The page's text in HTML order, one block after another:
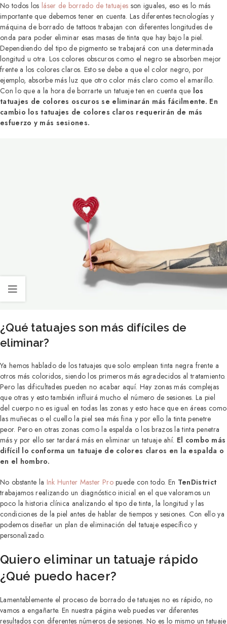
No todos los láser de borrado de tatuajes son iguales, eso es lo más
importante que debemos tener en cuenta. Las diferentes tecnologías y
máquina de borrado de tattoos trabajan con diferentes longitudes de
onda para poder eliminar esas masas de tinta que hay bajo la piel.
Dependiendo del tipo de pigmento se trabajará con una determinada
longitud u otra. Los colores obscuros como el negro se absorben mejor
frente a los colores claros. Esto se debe a que el color negro, por
ejemplo, absorbe más luz que otro color más claro como el amarillo.
Con lo que a la hora de borrarte un tatuaje ten en cuenta que los
tatuajes de colores oscuros se eliminarán más fácilmente. En
cambio los tatuajes de colores claros requerirán de más
esfuerzo y más sesiones.
¿Qué tatuajes son más difíciles de
eliminar?
Ya hemos hablado de los tatuajes que solo emplean tinta negra frente a
otros más coloridos, siendo los primeros más agradecidos al tratamiento.
Pero las dificultades pueden no acabar aquí. Hay zonas más complejas
que otras y esto también influirá mucho el número de sesiones. La piel
del cuerpo no es igual en todas las zonas y esto hace que en áreas como
las muñecas o el cuello la piel sea más fina y por ello la tinta penetre
peor. Pero en otras zonas como la espalda o los brazos la tinta penetra
más y por ello ser tardará más en eliminar un tatuaje ahí. El combo más
difícil lo conforma un tatuaje de colores claros en la espalda o
en el hombro.
No obstante la Ink Hunter Master Propuede con todo. En TenDistrict
trabajamos realizando un diagnóstico inicial en el que valoramos un
poco la historia clínica analizando el tipo de tinta, la longitud y las
condiciones de la piel antes de hablar de tiempos y sesiones. Con ello ya
podemos diseñar un plan de eliminación del tatuaje específico y
personalizado.
Quiero eliminar un tatuaje rápido
¿Qué puedo hacer?
Lamentablemente el proceso de borrado de tatuajes no es rápido, no
vamos a engañarte. En nuestra página web puedes ver diferentes
resultados con diferentes números de sesiones. No es lo mismo un tatuaje